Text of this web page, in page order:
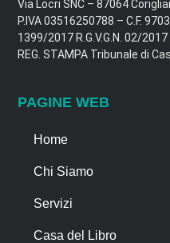
Via Locri SNC – 87064
P.IVA 03516250788 – C.F.
1399/2017 R.G.V.G.N. 02/2017
REG. STAMPA Tribunale di
PAGINE WEB
Home
Chi Siamo
Servizi
Casa del Libro